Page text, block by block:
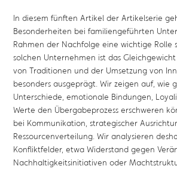
In diesem fünften Artikel der Artikelserie
Besonderheiten bei familiengeführten
Rahmen der Nachfolge eine wichtige Rolle
solchen Unternehmen ist das
von Traditionen und der Umsetzung von
besonders ausgeprägt. Wir zeigen auf, wie
Unterschiede, emotionale Bindungen,
Werte den Übergabeprozess erschweren
bei Kommunikation, strategischer
Ressourcenverteilung. Wir analysieren
Konfliktfelder, etwa Widerstand gegen
Nachhaltigkeitsinitiativen oder